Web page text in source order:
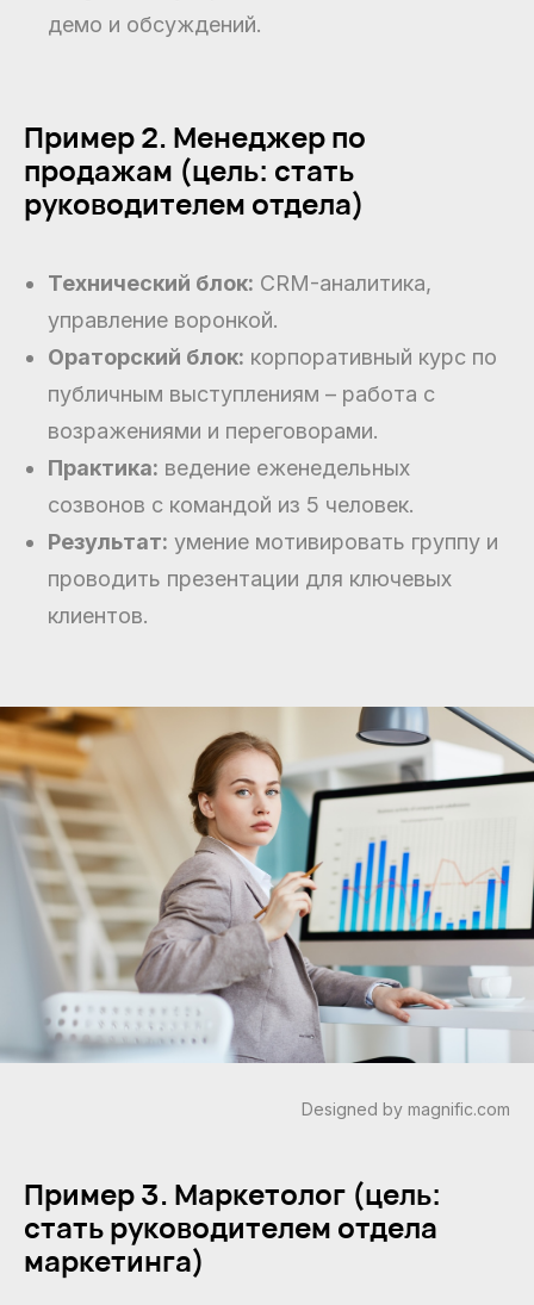
демо и обсуждений.
Пример 2. Менеджер по
продажам (цель: стать
руководителем отдела)
Технический блок: CRM-аналитика,
управление воронкой.
Ораторский блок: корпоративный курс по
публичным выступлениям – работа с
возражениями и переговорами.
Практика: ведение еженедельных
созвонов с командой из 5 человек.
Результат: умение мотивировать группу и
проводить презентации для ключевых
клиентов.
Designed by magnific.com
Пример 3. Маркетолог (цель:
стать руководителем отдела
маркетинга)